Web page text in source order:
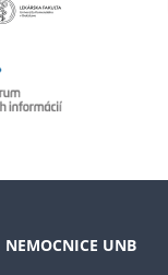
NEMOCNICE UNB